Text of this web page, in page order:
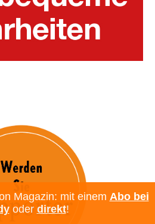
Magazin: mit einem Abo bei
oder direkt!